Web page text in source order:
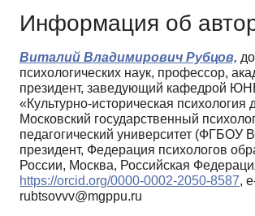
Информация об
Виталий Владимирович Рубцов,
психологических наук, профессор,
президент, заведующий кафедрой
«Культурно-историческая психология
Московский государственный
педагогический университет
президент, Федерация психологов
России, Москва, Российская
https://orcid.org/0000-0002-2050-8587,
rubtsovvv@mgppu.ru